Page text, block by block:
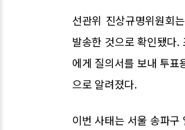
선관위 진상규명위원회
발송한 것으로 확인됐다
에게 질의서를 보내 투표
으로 알려졌다.
이번 사태는 서울 송파